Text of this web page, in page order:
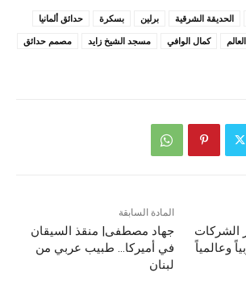
الحديقة الشرقية برلين بسكرة
حدائق ألمانيا
كمال الوافي مسجد الشيخ زايد
مصمم حدائق
المادة السابقة
جهاد مصطفى| منقذ السيقان
في أميركا… طبيب عربي من
لبنان
الشركات
وعالمياً